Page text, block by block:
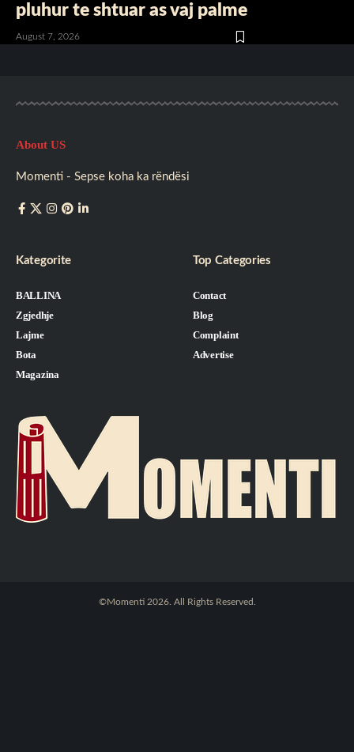
pluhur te shtuar as vaj palme
August 7, 2026
About US
Momenti - Sepse koha ka rëndësi
Kategorite
BALLINA
Zgjedhje
Lajme
Bota
Magazina
Top Categories
Contact
Blog
Complaint
Advertise
©Momenti 2026. All Rights Reserved.